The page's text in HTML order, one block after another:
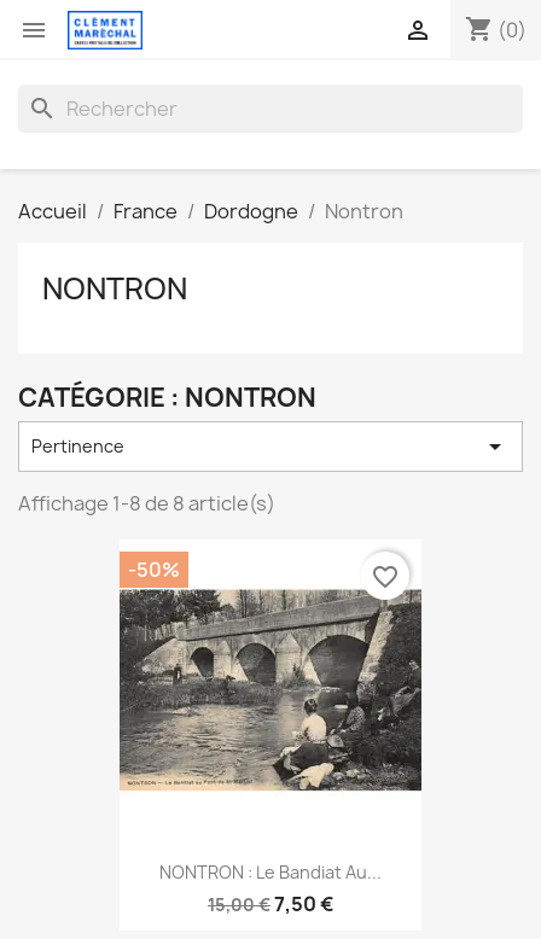
 shopping_cart (0)

search
Accueil France Dordogne Nontron
NONTRON
CATÉGORIE : NONTRON
Pertinence 
Affichage 1-8 de 8 article(s)
NONTRON : Le Bandiat Au...
15,00 €7,50 €
-50% favorite_border